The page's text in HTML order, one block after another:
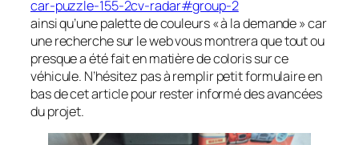
car-puzzle-155-2cv-radar#group-2
ainsi qu’une palette de couleurs « à la demande » car
une recherche sur le web vous montrera que tout ou
presque a été fait en matière de coloris sur ce
véhicule. N’hésitez pas à remplir petit formulaire en
bas de cet article pour rester informé des avancées
du projet.